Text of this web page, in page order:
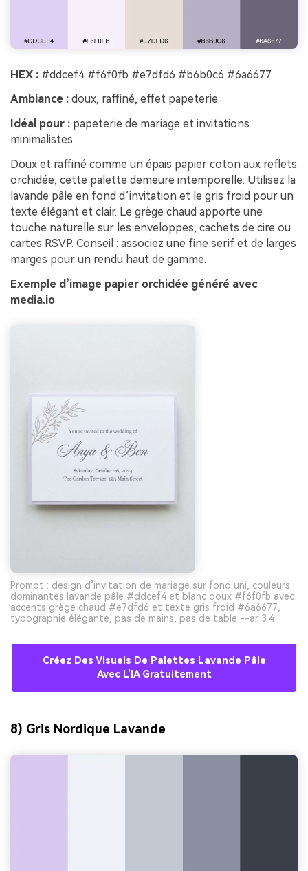
HEX : #ddcef4 #f6f0fb #e7dfd6 #b6b0c6 #6a6677
Ambiance : doux, raffiné, effet papeterie
Idéal pour : papeterie de mariage et invitations
minimalistes
Doux et raffiné comme un épais papier coton aux reflets
orchidée, cette palette demeure intemporelle. Utilisez la
lavande pâle en fond d’invitation et le gris froid pour un
texte élégant et clair. Le grège chaud apporte une
touche naturelle sur les enveloppes, cachets de cire ou
cartes RSVP. Conseil : associez une fine serif et de larges
marges pour un rendu haut de gamme.
Exemple d’image papier orchidée généré avec
media.io
Prompt : design d’invitation de mariage sur fond uni, couleurs
dominantes lavande pâle #ddcef4 et blanc doux #f6f0fb avec
accents grège chaud #e7dfd6 et texte gris froid #6a6677,
typographie élégante, pas de mains, pas de table --ar 3:4
Créez Des Visuels De Palettes Lavande Pâle
Avec L’IA Gratuitement
8) Gris Nordique Lavande